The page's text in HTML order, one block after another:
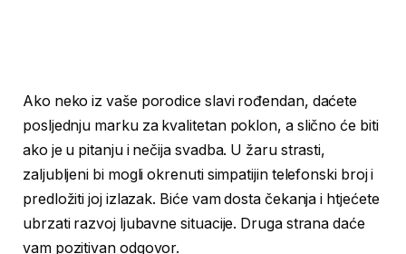
Ako neko iz vaše porodice slavi rođendan, daćete
posljednju marku za kvalitetan poklon, a slično će biti
ako je u pitanju i nečija svadba. U žaru strasti,
zaljubljeni bi mogli okrenuti simpatijin telefonski broj i
predložiti joj izlazak. Biće vam dosta čekanja i htjećete
ubrzati razvoj ljubavne situacije. Druga strana daće
vam pozitivan odgovor.